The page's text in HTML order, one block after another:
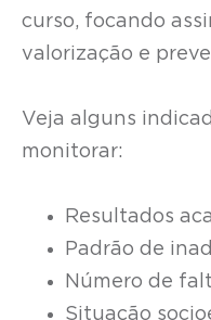
curso, focando
valorização e
Veja alguns
monitorar:
Resultados
Padrão de
Número de
Situação